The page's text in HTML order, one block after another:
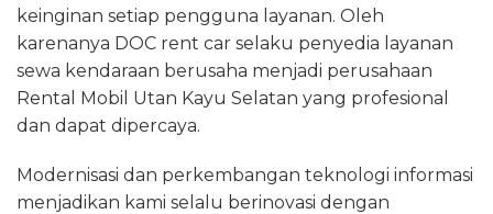
keinginan setiap pengguna layanan. Oleh
karenanya DOC rent car selaku penyedia layanan
sewa kendaraan berusaha menjadi perusahaan
Rental Mobil Utan Kayu Selatan yang profesional
dan dapat dipercaya.
Modernisasi dan perkembangan teknologi informasi
menjadikan kami selalu berinovasi dengan